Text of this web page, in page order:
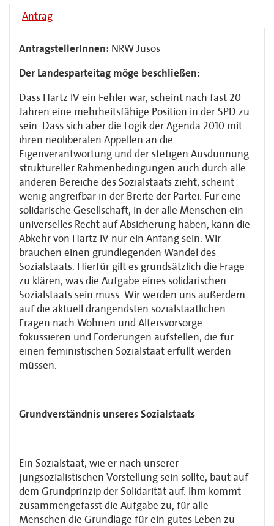
Antrag
AntragstellerInnen: NRW Jusos
Der Landesparteitag möge beschließen:
Dass Hartz IV ein Fehler war, scheint nach fast 20
Jahren eine mehrheitsfähige Position in der SPD zu
sein. Dass sich aber die Logik der Agenda 2010 mit
ihren neoliberalen Appellen an die
Eigenverantwortung und der stetigen Ausdünnung
struktureller Rahmenbedingungen auch durch alle
anderen Bereiche des Sozialstaats zieht, scheint
wenig angreifbar in der Breite der Partei. Für eine
solidarische Gesellschaft, in der alle Menschen ein
universelles Recht auf Absicherung haben, kann die
Abkehr von Hartz IV nur ein Anfang sein. Wir
brauchen einen grundlegenden Wandel des
Sozialstaats. Hierfür gilt es grundsätzlich die Frage
zu klären, was die Aufgabe eines solidarischen
Sozialstaats sein muss. Wir werden uns außerdem
auf die aktuell drängendsten sozialstaatlichen
Fragen nach Wohnen und Altersvorsorge
fokussieren und Forderungen aufstellen, die für
einen feministischen Sozialstaat erfüllt werden
müssen.
Grundverständnis unseres Sozialstaats
Ein Sozialstaat, wie er nach unserer
jungsozialistischen Vorstellung sein sollte, baut auf
dem Grundprinzip der Solidarität auf. Ihm kommt
zusammengefasst die Aufgabe zu, für alle
Menschen die Grundlage für ein gutes Leben zu